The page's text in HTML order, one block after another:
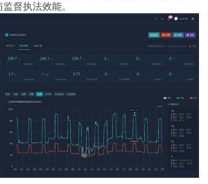
督执法效能。